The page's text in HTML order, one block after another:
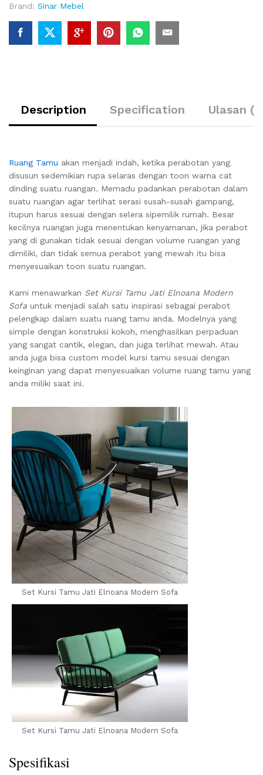
Brand: Sinar Mebel
Description Specification Ulasan
Ruang Tamu akan menjadi indah, ketika perabotan yang
disusun sedemikian rupa selaras dengan toon warna cat
dinding suatu ruangan. Memadu padankan perabotan dalam
suatu ruangan agar terlihat serasi susah-susah gampang,
itupun harus sesuai dengan selera sipemilik rumah. Besar
kecilnya ruangan juga menentukan kenyamanan, jika perabot
yang di gunakan tidak sesuai dengan volume ruangan yang
dimiliki, dan tidak semua perabot yang mewah itu bisa
menyesuaikan toon suatu ruangan.
Kami menawarkan Set Kursi Tamu Jati Elnoana Modern
Sofa untuk menjadi salah satu inspirasi sebagai perabot
pelengkap dalam suatu ruang tamu anda. Modelnya yang
simple dengan konstruksi kokoh, menghasilkan perpaduan
yang sangat cantik, elegan, dan juga terlihat mewah. Atau
anda juga bisa custom model kursi tamu sesuai dengan
keinginan yang dapat menyesuaikan volume ruang tamu yang
anda miliki saat ini.
Set Kursi Tamu Jati Elnoana Modern Sofa
Set Kursi Tamu Jati Elnoana Modern Sofa
Spesifikasi